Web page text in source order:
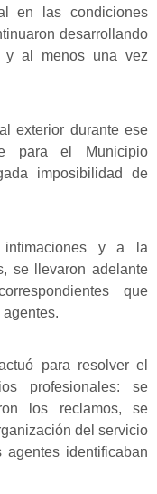
en las condiciones
desarrollando
y al menos una vez
exterior durante ese
para el Municipio
imposibilidad de
intimaciones y a la
se llevaron adelante
que
para resolver el
profesionales: se
los reclamos, se
del servicio
identificaban